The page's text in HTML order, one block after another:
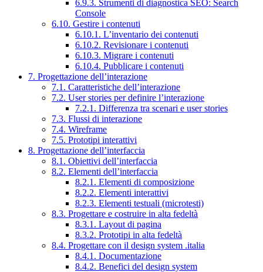
6.9.3. Strumenti di diagnostica SEO: Search
Console
6.10. Gestire i contenuti
6.10.1. L’inventario dei contenuti
6.10.2. Revisionare i contenuti
6.10.3. Migrare i contenuti
6.10.4. Pubblicare i contenuti
7. Progettazione dell’interazione
7.1. Caratteristiche dell’interazione
7.2. User stories per definire l’interazione
7.2.1. Differenza tra scenari e user stories
7.3. Flussi di interazione
7.4. Wireframe
7.5. Prototipi interattivi
8. Progettazione dell’interfaccia
8.1. Obiettivi dell’interfaccia
8.2. Elementi dell’interfaccia
8.2.1. Elementi di composizione
8.2.2. Elementi interattivi
8.2.3. Elementi testuali (microtesti)
8.3. Progettare e costruire in alta fedeltà
8.3.1. Layout di pagina
8.3.2. Prototipi in alta fedeltà
8.4. Progettare con il design system .italia
8.4.1. Documentazione
8.4.2. Benefici del design system